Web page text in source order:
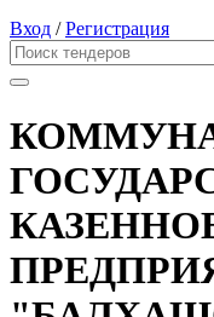
Вход /Регистрация